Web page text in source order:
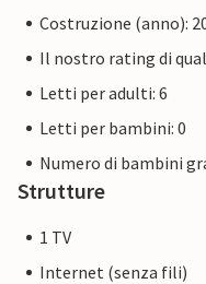
Costruzione (anno):
Il nostro rating di
Letti per adulti: 6
Letti per bambini: 0
Numero di bambini
Strutture
1 TV
Internet (senza fili)